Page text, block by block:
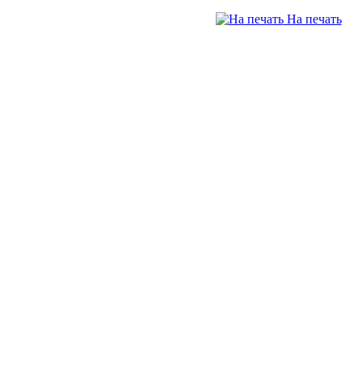
На печать